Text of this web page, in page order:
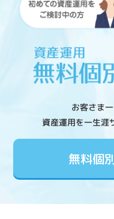
お客さま
資産運用を一生涯
無料個